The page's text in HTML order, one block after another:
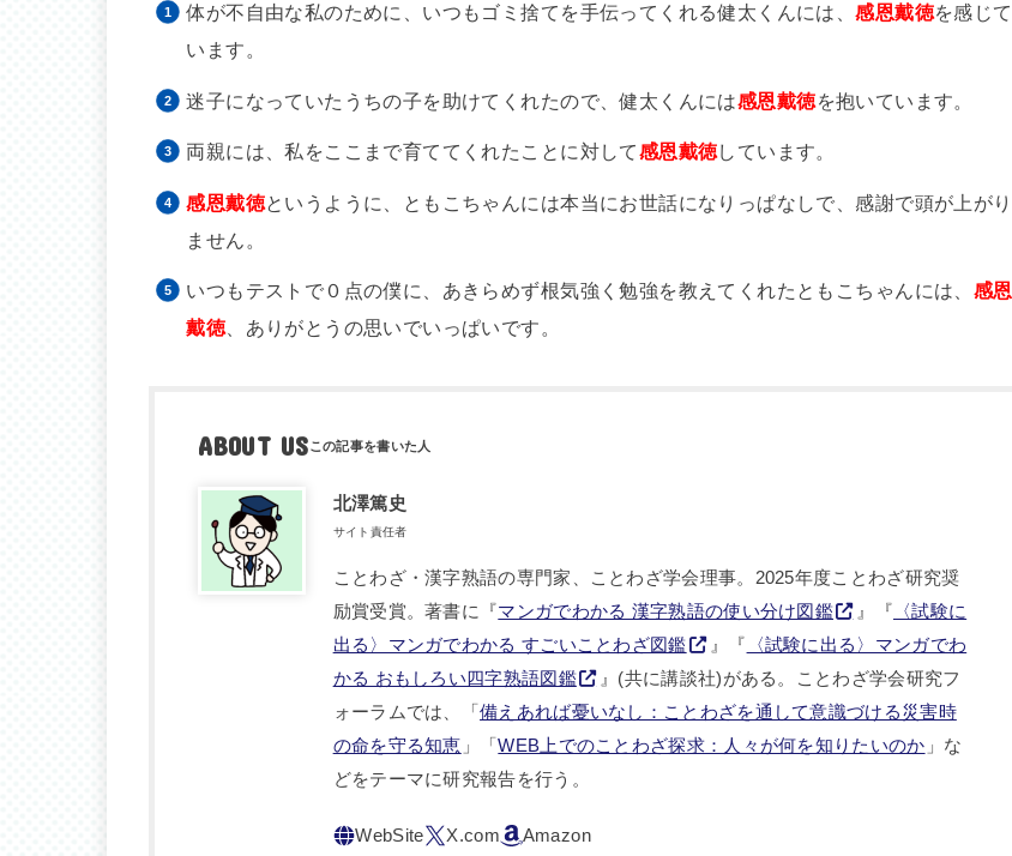
体が不自由な私のために、いつもゴミ捨てを手伝ってくれる健太くんには、感恩戴徳を感じて
います。
迷子になっていたうちの子を助けてくれたので、健太くんには感恩戴徳を抱いています。
両親には、私をここまで育ててくれたことに対して感恩戴徳しています。
感恩戴徳というように、ともこちゃんには本当にお世話になりっぱなしで、感謝で頭が上がり
ません。
いつもテストで０点の僕に、あきらめず根気強く勉強を教えてくれたともこちゃんには、 感恩
戴徳、ありがとうの思いでいっぱいです。
ABOUT US
北澤篤史
サイト責任者
ことわざ・漢字熟語の専門家、ことわざ学会理事。2025年度ことわざ研究奨
励賞受賞。著書に『マンガでわかる 漢字熟語の使い分け図鑑 』『 〈試験に
出る〉マンガでわかる すごいことわざ図鑑
』『 〈試験に出る〉マンガでわ
かる おもしろい四字熟語図鑑
』(共に講談社)がある。ことわざ学会研究フ
ォーラムでは、「備えあれば憂いなし：ことわざを通して意識づける災害時
の命を守る知恵 」「WEB上でのことわざ探求：人々が何を知りたいのか 」な
どをテーマに研究報告を行う。